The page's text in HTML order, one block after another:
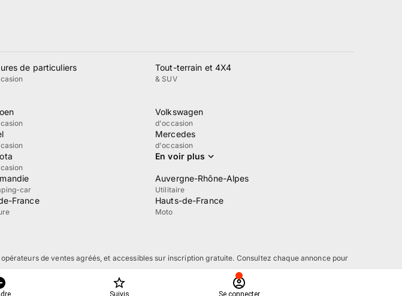
de particuliers Tout-terrain et 4X4
& SUV
Volkswagen
d'occasion
Mercedes
d'occasion
En voir plus
car
Auvergne-Rhône-Alpes
Utilitaire
France Hauts-de-France
Moto
de ventes agréés, et accessibles sur inscription gratuite. Consultez chaque annonce pour
Suivis Se connecter